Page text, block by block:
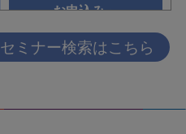
セミナー検索はこちら